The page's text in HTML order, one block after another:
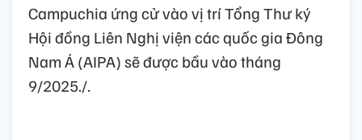
Campuchia ứng cử vào vị trí Tổng Thư ký
Hội đồng Liên Nghị viện các quốc gia Đông
Nam Á (AIPA) sẽ được bầu vào tháng
9/2025./.